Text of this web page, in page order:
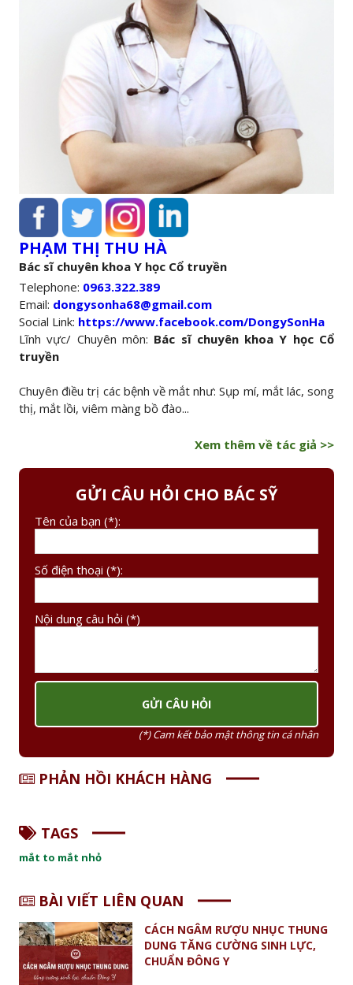
PHẠM THỊ THU HÀ
Bác sĩ chuyên khoa Y học Cổ truyền
Telephone: 0963.322.389
Email: dongysonha68@gmail.com
Social Link: https://www.facebook.com/DongySonHa
Lĩnh vực/ Chuyên môn: Bác sĩ chuyên khoa Y học Cổ
truyền
Chuyên điều trị các bệnh về mắt như: Sụp mí, mắt lác, song
thị, mắt lồi, viêm màng bồ đào...
Xem thêm về tác giả >>
GỬI CÂU HỎI CHO BÁC SỸ
Tên của bạn (*):
Số điện thoại (*):
Nội dung câu hỏi (*)
(*) Cam kết bảo mật thông tin cá nhân
PHẢN HỒI KHÁCH HÀNG
TAGS
mắt to mắt nhỏ
BÀI VIẾT LIÊN QUAN
CÁCH NGÂM RƯỢU NHỤC THUNG
DUNG TĂNG CƯỜNG SINH LỰC,
CHUẨN ĐÔNG Y